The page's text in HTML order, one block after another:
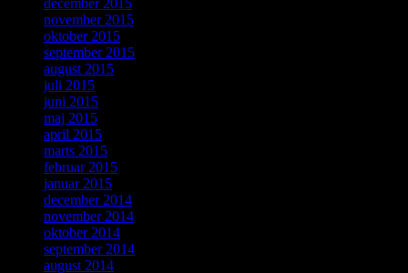
november 2015
oktober 2015
september 2015
august 2015
juli 2015
juni 2015
maj 2015
april 2015
marts 2015
februar 2015
januar 2015
december 2014
november 2014
oktober 2014
september 2014
august 2014